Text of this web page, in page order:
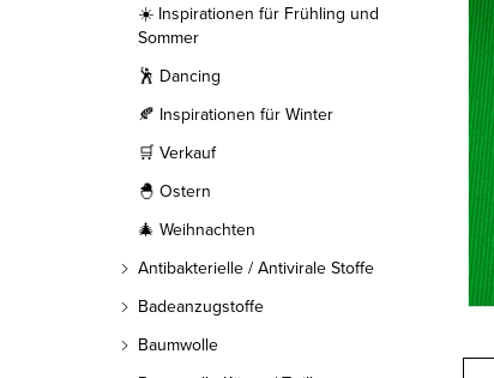
☀️ Inspirationen für Frühling und
Sommer
🕺 Dancing
🍂 Inspirationen für Winter
🛒 Verkauf
🐣 Ostern
🎄 Weihnachten
Antibakterielle / Antivirale Stoffe
Badeanzugstoffe
Baumwolle